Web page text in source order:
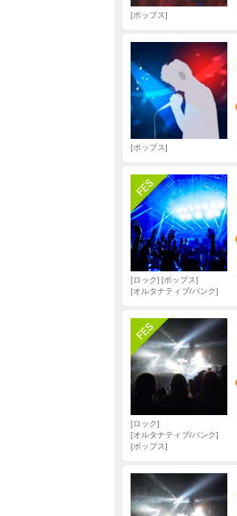
ポップス
ポップス
ロック
ポップス
オルタナティブ/パンク
ロック
オルタナティブ/パンク
ポップス